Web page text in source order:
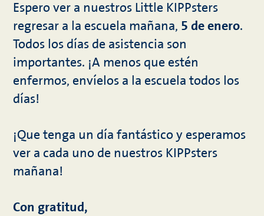
Espero ver a nuestros Little KIPPsters
regresar a la escuela mañana, 5 de enero.
Todos los días de asistencia son
importantes. ¡A menos que estén
enfermos, envíelos a la escuela todos los
días!
¡Que tenga un día fantástico y esperamos
ver a cada uno de nuestros KIPPsters
mañana!
Con gratitud,